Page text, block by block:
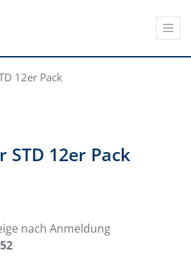
12er Pack
STD 12er Pack
nach Anmeldung